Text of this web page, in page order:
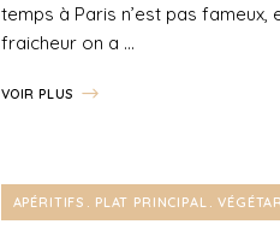
temps à Paris n’est pas fameux,
fraicheur on a …
VOIR PLUS
APÉRITIFS PLAT PRINCIPAL